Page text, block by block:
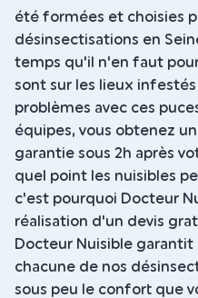
été formées et choisies
désinsectisations en
temps qu'il n'en faut
sont sur les lieux
problèmes avec ces
équipes, vous obtenez
garantie sous 2h après
quel point les nuisibles
c'est pourquoi Docteur
réalisation d'un devis
Docteur Nuisible
chacune de nos
sous peu le confort que